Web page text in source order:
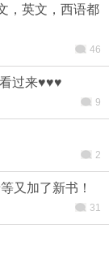
，英文，西语都
46
过来♥♥♥
9
2
又加了新书！
31